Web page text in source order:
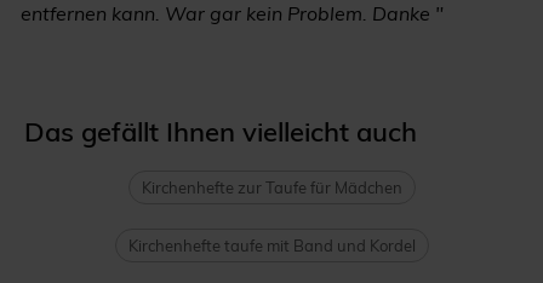
entfernen kann. War gar kein Problem. Danke "
Das gefällt Ihnen vielleicht auch
Kirchenhefte zur Taufe für Mädchen
Kirchenhefte taufe mit Band und Kordel